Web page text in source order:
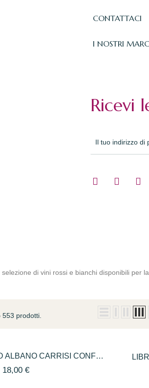
CONTATTACI
I NOSTRI
Ricevi
di vini rossi e bianchi disponibili per
553 prodotti.
ALBANO CARRISI CONFEZ
3 BOTTIGLIE
18,00 €